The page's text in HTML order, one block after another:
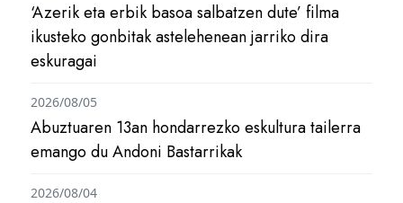
‘Azerik eta erbik basoa salbatzen dute’ filma
ikusteko gonbitak astelehenean jarriko dira
eskuragai
Abuztuaren 13an hondarrezko eskultura tailerra
emango du Andoni Bastarrikak
2026/08/05
2026/08/04